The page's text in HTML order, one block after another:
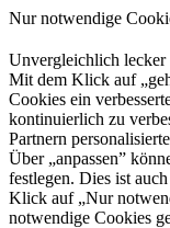
Nur notwendige
Unvergleichlich lecker
Mit dem Klick auf
Cookies ein
kontinuierlich zu
Partnern
Über „anpassen”
festlegen. Dies ist
Klick auf „Nur
notwendige Cookies